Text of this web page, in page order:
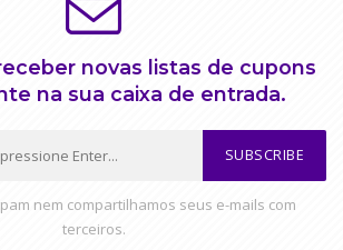
novas listas de cupons
na sua caixa de entrada.
SUBSCRIBE
nem compartilhamos seus e-mails com
terceiros.